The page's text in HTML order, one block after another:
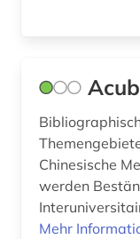
corona (6)
Chinesische
werden
Mehr